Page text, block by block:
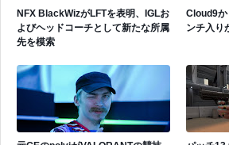
NFX BlackWizがLFTを表明、IGLお
よびヘッドコーチとして新たな所属
先を模索
Cloud9
ンチ入り